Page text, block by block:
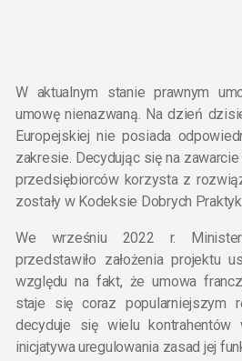
W aktualnym stanie prawnym
umowę nienazwaną. Na dzień
Europejskiej nie posiada
zakresie. Decydując się na
przedsiębiorców korzysta z
zostały w Kodeksie Dobrych
We wrześniu 2022 r.
przedstawiło założenia projektu
względu na fakt, że umowa
staje się coraz popularniejszym
decyduje się wielu
inicjatywa uregulowania zasad jej